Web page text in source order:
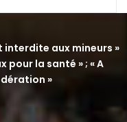
interdite aux mineurs »
pour la santé » ; « A
»